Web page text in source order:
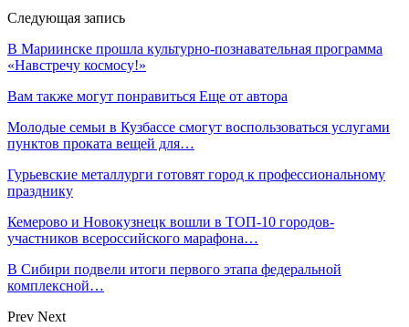
Следующая запись
В Мариинске прошла культурно-познавательная программа
«Навстречу космосу!»
Вам также могут понравиться Еще от автора
Молодые семьи в Кузбассе смогут воспользоваться услугами
пунктов проката вещей для…
Гурьевские металлурги готовят город к профессиональному
празднику
Кемерово и Новокузнецк вошли в ТОП-10 городов-
участников всероссийского марафона…
В Сибири подвели итоги первого этапа федеральной
комплексной…
Prev Next